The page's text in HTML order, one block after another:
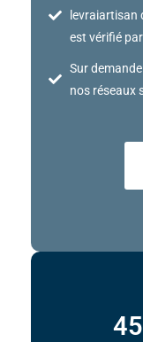
levraiartisan
est vérifié
Sur
nos réseaux